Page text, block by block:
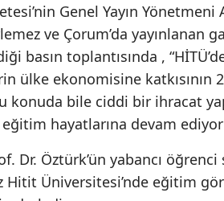
Genel Yayın
ve Çorum’da yayınlanan
basın toplantısında ,
ülke ekonomisine
konuda bile ciddi bir ihracat
eğitim hayatlarına devam
Dr. Öztürk’ün yabancı öğrenci
Hitit Üniversitesi’nde eğitim